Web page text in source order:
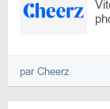
par Cheerz